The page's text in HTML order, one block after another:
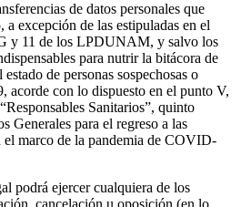
de datos personales que
a excepción de las estipuladas en el
y 11 de los LPDUNAM, y salvo los
para nutrir la bitácora de
de personas sospechosas o
con lo dispuesto en el punto V,
Sanitarios”, quinto
Generales para el regreso a las
el marco de la pandemia de COVID-
podrá ejercer cualquiera de los